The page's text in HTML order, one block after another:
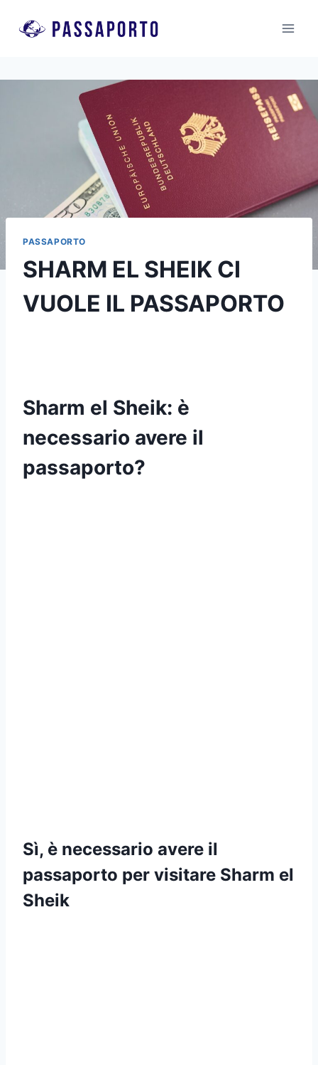
PASSAPORTO
SHARM EL SHEIK CI
VUOLE IL PASSAPORTO
Sharm el Sheik: è
necessario avere il
passaporto?
Sì, è necessario avere il
passaporto per visitare Sharm el
Sheik